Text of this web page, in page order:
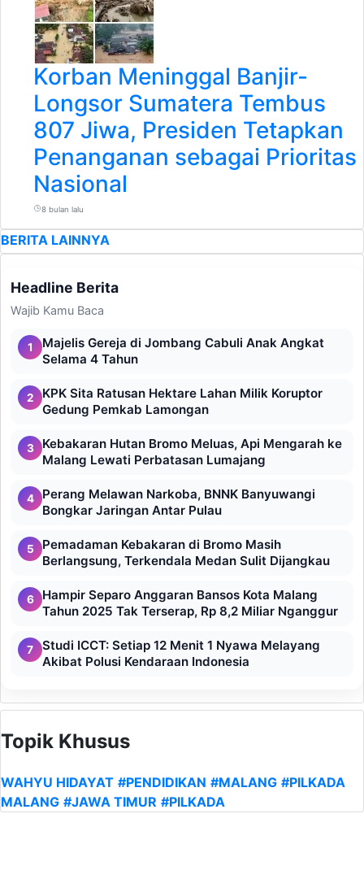
Korban Meninggal Banjir-
Longsor Sumatera Tembus
807 Jiwa, Presiden Tetapkan
Penanganan sebagai Prioritas
Nasional
8 bulan lalu
BERITA LAINNYA
Headline Berita
Wajib Kamu Baca
1
Majelis Gereja di Jombang Cabuli Anak Angkat
Selama 4 Tahun
2
KPK Sita Ratusan Hektare Lahan Milik Koruptor
Gedung Pemkab Lamongan
3
Kebakaran Hutan Bromo Meluas, Api Mengarah ke
Malang Lewati Perbatasan Lumajang
4
Perang Melawan Narkoba, BNNK Banyuwangi
Bongkar Jaringan Antar Pulau
5
Pemadaman Kebakaran di Bromo Masih
Berlangsung, Terkendala Medan Sulit Dijangkau
6
Hampir Separo Anggaran Bansos Kota Malang
Tahun 2025 Tak Terserap, Rp 8,2 Miliar Nganggur
7
Studi ICCT: Setiap 12 Menit 1 Nyawa Melayang
Akibat Polusi Kendaraan Indonesia
Topik Khusus
WAHYU HIDAYAT #PENDIDIKAN #MALANG #PILKADA
MALANG #JAWA TIMUR #PILKADA